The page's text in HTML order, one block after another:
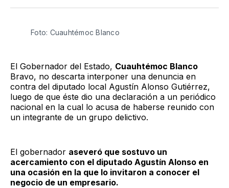
TwitterFacebook
LinkedIn
Email
Foto: Cuauhtémoc Blanco
El Gobernador del Estado, Cuauhtémoc Blanco
Bravo, no descarta interponer una denuncia en
contra del diputado local Agustín Alonso Gutiérrez,
luego de que éste dio una declaración a un periódico
nacional en la cual lo acusa de haberse reunido con
un integrante de un grupo delictivo.
El gobernador aseveró que sostuvo un
acercamiento con el diputado Agustín Alonso en
una ocasión en la que lo invitaron a conocer el
negocio de un empresario.